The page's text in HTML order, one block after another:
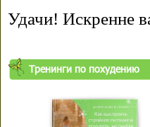
Удачи! Искренне
Тренинги по похудению